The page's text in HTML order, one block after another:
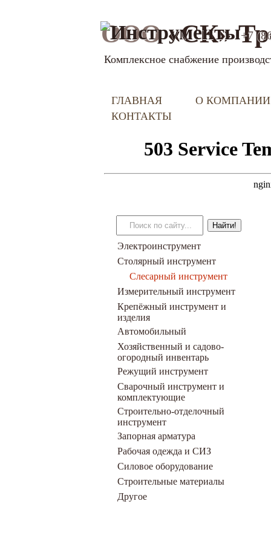
ООО«СК»
Комплексное снабжение
+7
ГЛАВНАЯ
О КОМПАНИИ
КОНТАКТЫ
Электроинструмент
Столярный инструмент
Слесарный инструмент
Измерительный инструмент
Крепёжный инструмент и
изделия
Автомобильный
Хозяйственный и садово-
огородный инвентарь
Режущий инструмент
Сварочный инструмент и
комплектующие
Строительно-отделочный
инструмент
Запорная арматура
Рабочая одежда и СИЗ
Силовое оборудование
Строительные материалы
Другое